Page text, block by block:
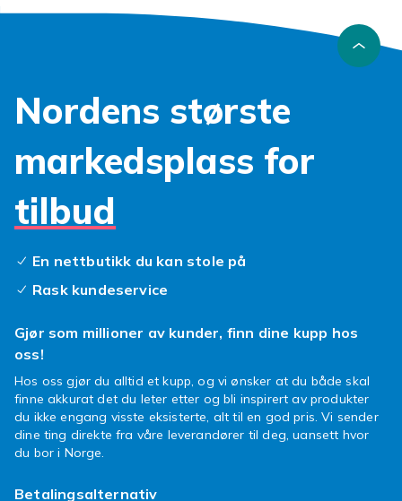
fokusere. Det er en slik opplevelse som er
funksjoner
funksjoner som faktisk gjør en forskjell. Stabil
tilkobling, rask sammenkobling og smidig bruk
i hverdagen. Enten du bruker Apple AirPods
Pro til musikk, samtaler eller podkaster får du
Støyreduksjon og
Med aktiv støyreduksjon stenger du ute det
slipper du inn det du trenger å høre. AirPods
Pro tilpasser seg situasjonen din og gjør det
enkelt å bytte mellom fokus og omverdenen.
Perfekt for pendling, trening eller når du bare
Nordens største
markedsplass for
tilbud
En nettbutikk du kan stole på
Rask kundeservice
Gjør som millioner av kunder, finn dine kupp hos
oss!
Hos oss gjør du alltid et kupp, og vi ønsker at du både skal
finne akkurat det du leter etter og bli inspirert av produkter
du ikke engang visste eksisterte, alt til en god pris. Vi sender
dine ting direkte fra våre leverandører til deg, uansett hvor
du bor i Norge.
Betalingsalternativ